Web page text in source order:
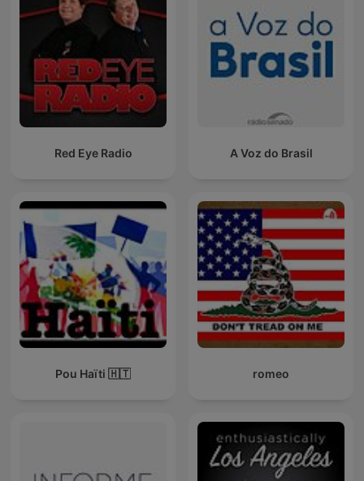
Red Eye Radio A Voz do Brasil
Pou Haïti 🇭🇹 romeo